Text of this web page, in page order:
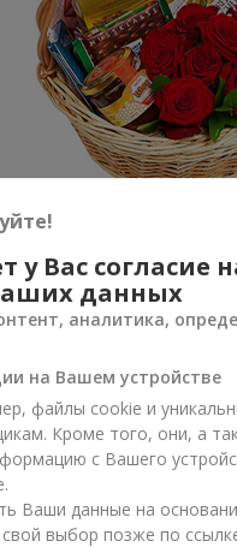
корзина
374 грн
у Вас согласие
данных
аналитика,
на Вашем устройстве
файлы cookie и
Кроме того, они, а
с Вашего
Ваши данные на
выбор позже по